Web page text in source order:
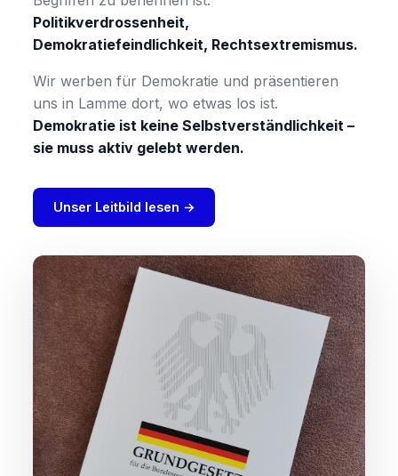
Politikverdrossenheit,
Demokratiefeindlichkeit, Rechtsextremismus.
Wir werben für Demokratie und präsentieren
uns in Lamme dort, wo etwas los ist.
Demokratie ist keine Selbstverständlichkeit –
sie muss aktiv gelebt werden.
Unser Leitbild lesen →